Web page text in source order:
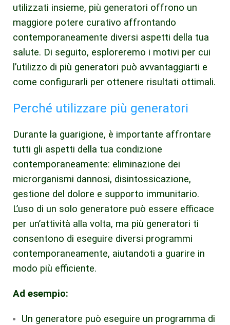
utilizzati insieme, più generatori offrono un
maggiore potere curativo affrontando
contemporaneamente diversi aspetti della tua
salute. Di seguito, esploreremo i motivi per cui
l’utilizzo di più generatori può avvantaggiarti e
come configurarli per ottenere risultati ottimali.
Perché utilizzare più generatori
Durante la guarigione, è importante affrontare
tutti gli aspetti della tua condizione
contemporaneamente: eliminazione dei
microrganismi dannosi, disintossicazione,
gestione del dolore e supporto immunitario.
L’uso di un solo generatore può essere efficace
per un’attività alla volta, ma più generatori ti
consentono di eseguire diversi programmi
contemporaneamente, aiutandoti a guarire in
modo più efficiente.
Ad esempio:
Un generatore può eseguire un programma di